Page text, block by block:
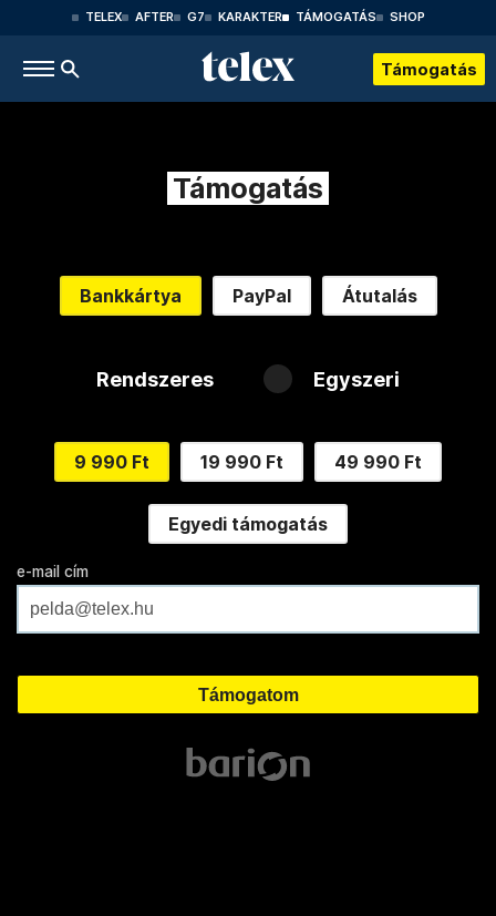
TELEX AFTER G7 KARAKTER TÁMOGATÁS SHOP
Támogatás
Támogatás
Bankkártya PayPal Átutalás
Rendszeres Egyszeri
9 990 Ft 19 990 Ft 49 990 Ft
Egyedi támogatás
e-mail cím